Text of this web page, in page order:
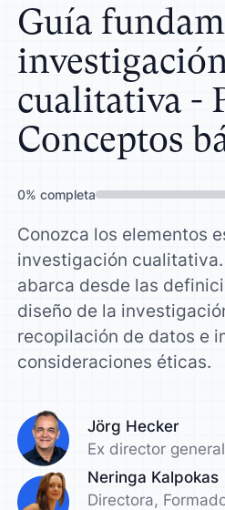
Guía
cualitativa -
Conceptos
0%completa
Conozca los elementos
investigación
abarca desde las
diseño de la
recopilación de datos e
consideraciones éticas.
Jörg Hecker
Ex director
Neringa Kalpokas
Directora,